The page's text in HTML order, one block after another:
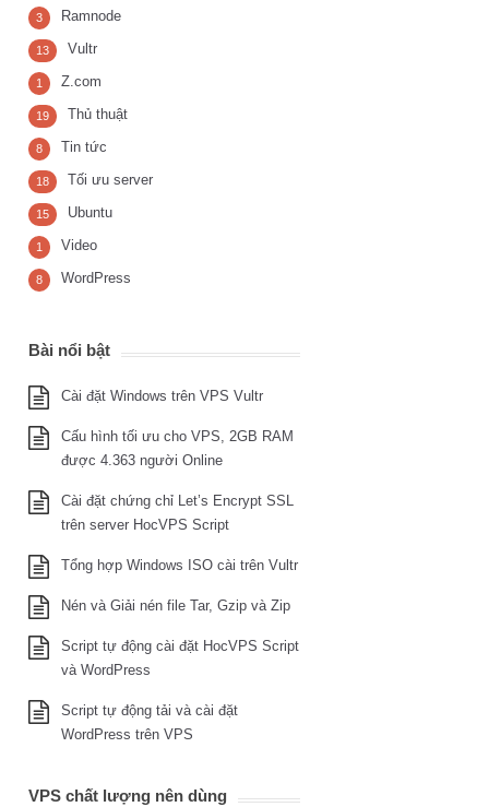
Ramnode
3
Vultr
13
Z.com
1
Thủ thuật
19
Tin tức
8
Tối ưu server
18
Ubuntu
15
Video
1
WordPress
8
Bài nổi bật
Cài đặt Windows trên VPS Vultr
Cấu hình tối ưu cho VPS, 2GB RAM
được 4.363 người Online
Cài đặt chứng chỉ Let’s Encrypt SSL
trên server HocVPS Script
Tổng hợp Windows ISO cài trên Vultr
Nén và Giải nén file Tar, Gzip và Zip
Script tự động cài đặt HocVPS Script
và WordPress
Script tự động tải và cài đặt
WordPress trên VPS
VPS chất lượng nên dùng